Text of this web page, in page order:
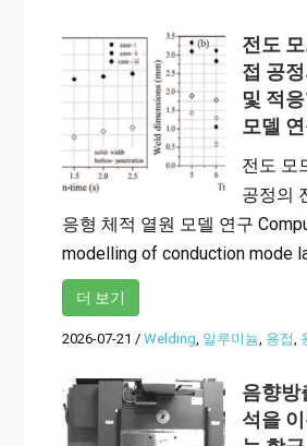
전도
접 공
및 적
모델
전도 모
공정의
응형 체적 열원 모델 연구
modelling of conduction mode
더 보기
2026-07-21 / Welding, 알루미늄, 용접,
음향방
석을